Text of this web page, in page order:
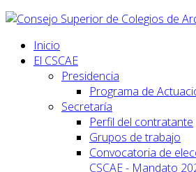
Inicio
El CSCAE
Presidencia
Programa de
Secretaría
Perfil del contratante
Grupos de trabajo
Convocatoria de
CSCAE - Mandato